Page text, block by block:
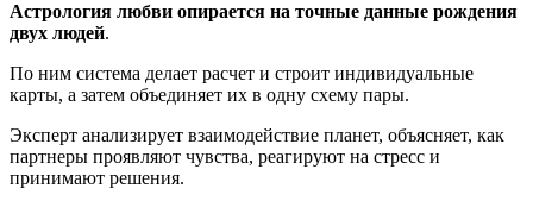
Астрология любви опирается на точные данные рождения
двух людей.
По ним система делает расчет и строит индивидуальные
карты, а затем объединяет их в одну схему пары.
Эксперт анализирует взаимодействие планет, объясняет, как
партнеры проявляют чувства, реагируют на стресс и
принимают решения.